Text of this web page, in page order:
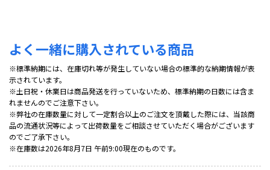
よく一緒に購入されている商品
※標準納期には、在庫切れ等が発生していない場合の標準的な納期情報が表
示されています。
※土日祝・休業日は商品発送を行っていないため、標準納期の日数には含ま
れませんのでご注意下さい。
※弊社の在庫数量に対して一定割合以上のご注文を頂戴した際には、当該商
品の流通状況等によって出荷数量をご相談させていただく場合がございます
のでご了承下さい。
※在庫数は2026年8月7日 午前9:00現在のものです。